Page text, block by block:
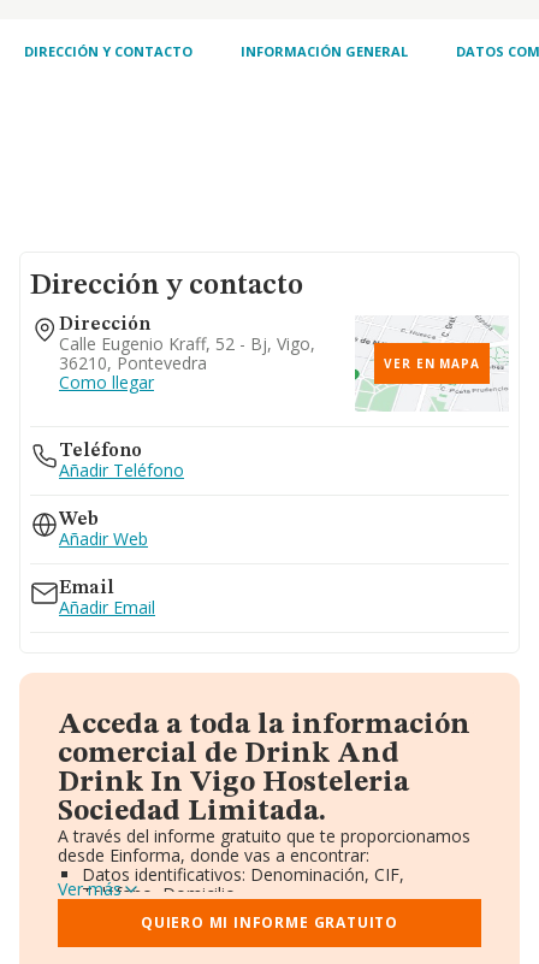
DIRECCIÓN Y CONTACTO INFORMACIÓN GENERAL DATOS
Dirección y contacto
Dirección
Calle Eugenio Kraff, 52 - Bj, Vigo,
36210, Pontevedra
Como llegar
VER EN MAPA
Teléfono
Añadir Teléfono
Web
Añadir Web
Email
Añadir Email
Acceda a toda la información
comercial de Drink And
Drink In Vigo Hosteleria
Sociedad Limitada.
A través del informe gratuito que te proporcionamos
desde Einforma, donde vas a encontrar:
Datos identificativos: Denominación, CIF,
Teléfono, Domicilio.
Informe Mercantil Completo (BORME).
Gráficos de Evolución Ventas y Empleados.
Consejo de Administración y Administradores.
Ver más
QUIERO MI INFORME GRATUITO